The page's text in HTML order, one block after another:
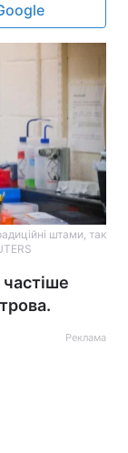
штами, так
Реклама